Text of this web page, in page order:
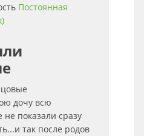
Постоянная
дочу всю
показали сразу
так после родов